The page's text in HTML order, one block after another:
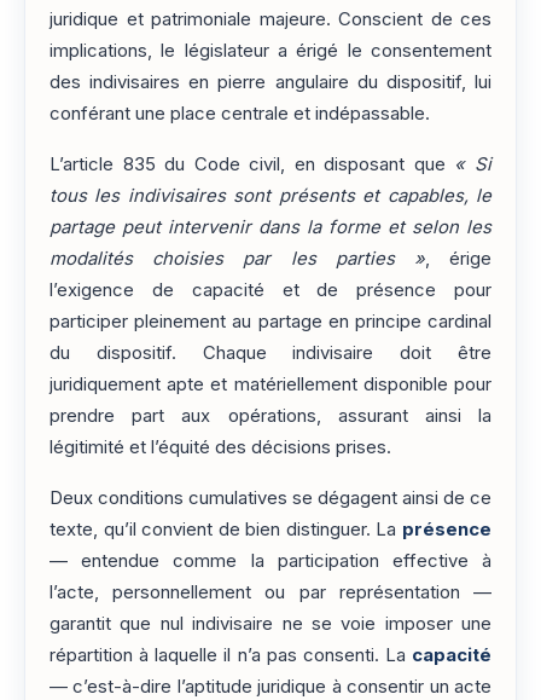
juridique et patrimoniale majeure. Conscient de ces
implications, le législateur a érigé le consentement
des indivisaires en pierre angulaire du dispositif, lui
conférant une place centrale et indépassable.
L’article 835 du Code civil, en disposant que « Si
tous les indivisaires sont présents et capables, le
partage peut intervenir dans la forme et selon les
modalités choisies par les parties », érige
l’exigence de capacité et de présence pour
participer pleinement au partage en principe cardinal
du dispositif. Chaque indivisaire doit être
juridiquement apte et matériellement disponible pour
prendre part aux opérations, assurant ainsi la
légitimité et l’équité des décisions prises.
Deux conditions cumulatives se dégagent ainsi de ce
texte, qu’il convient de bien distinguer. La présence
— entendue comme la participation effective à
l’acte, personnellement ou par représentation —
garantit que nul indivisaire ne se voie imposer une
répartition à laquelle il n’a pas consenti. La capacité
— c’est-à-dire l’aptitude juridique à consentir un acte